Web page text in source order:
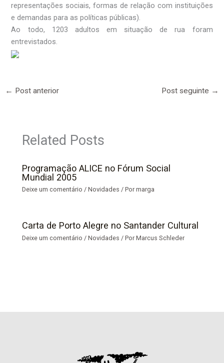
representações sociais, formas de relação com instituições
e demandas para as políticas públicas).
Ao todo, 1203 adultos em situação de rua foram
entrevistados.
← Post anterior Post seguinte →
Related Posts
Programação ALICE no Fórum Social
Mundial 2005
Deixe um comentário /Novidades / Pormarga
Carta de Porto Alegre no Santander Cultural
Deixe um comentário /Novidades / PorMarcus Schleder